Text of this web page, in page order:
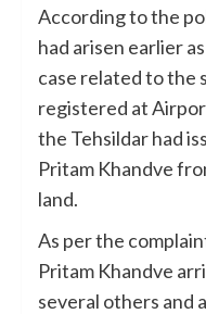
According to the
had arisen earlier
case related to the
registered at
the Tehsildar had
Pritam Khandve
land.
As per the
Pritam Khandve
several others and